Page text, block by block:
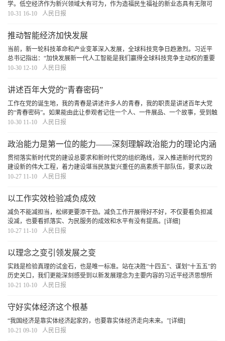
学。低空经济作为新兴领域大有可为，作为造福民生福祉的新业态具有无限可
能。稳步推进改革，大胆试大胆闯，统筹好发展与安全，低空经济终将迎来“腾
10-31 16-10 人民日报
推动智能经济加快发展
当前，新一轮科技革命和产业变革深入发展，全球科技竞争日趋激烈。习近平
总书记指出：“加快发展新一代人工智能是我们赢得全球科技竞争主动权的重要
战略抓手，是推动我国科技跨越发展、产业优化升级、生产力整体跃升的重要
10-30 12-10 人民日报
讲述百年大党的“青春密码”
工作在党的诞生地，我的青春是讲述许多人的青春，我的职责是讲述百年大党
的“青春密码”。如果能由此让参观者记住一个人、一件展品、一个故事，受到触
动、生出力量，便是最大的意义。
10-30 11-10 人民日报
政治能力是第一位的能力——深刻理解政治能力的理论内涵
与创新贡献
贯彻落实新时代党的建设总要求和新时代党的组织路线，深入推进新时代党的
建设新的伟大工程，着力建设堪当民族复兴重任的高素质干部队伍，要求以政
治建设统领党的建设各项工作，不断提高各级党组织和广大党员干部的政治判
10-27 11-10 人民日报
以工作实效检验减负成效
减负不能减担当，松绑更要添干劲。减负工作开展得好不好，不仅要看负担减
没减，也要看抓落实、为民服务的成效和水平有没有提高。 [详细]
10-27 11-10
人民日报
以理念之变引领发展之变
实践是检验真理的试金石，也是唯一标准。站在决胜“十四五”、谋划“十五五”的
历史关口，我们更能深刻感受到以新发展理念为主要内容的习近平经济思想所
蕴含的真理力量和实践伟力。
10-21 10-10 人民日报
守好实体经济这个根基
“我国经济是靠实体经济起家的，也要靠实体经济走向未来。”[详细]
10-21 09-10
人民日报